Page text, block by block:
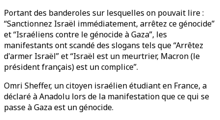
Portant des banderoles sur lesquelles on pouvait lire :
“Sanctionnez Israël immédiatement, arrêtez ce génocide”
et “Israéliens contre le génocide à Gaza”, les
manifestants ont scandé des slogans tels que “Arrêtez
d'armer Israël” et “Israël est un meurtrier, Macron (le
président français) est un complice”.
Omri Sheffer, un citoyen israélien étudiant en France, a
déclaré à Anadolu lors de la manifestation que ce qui se
passe à Gaza est un génocide.